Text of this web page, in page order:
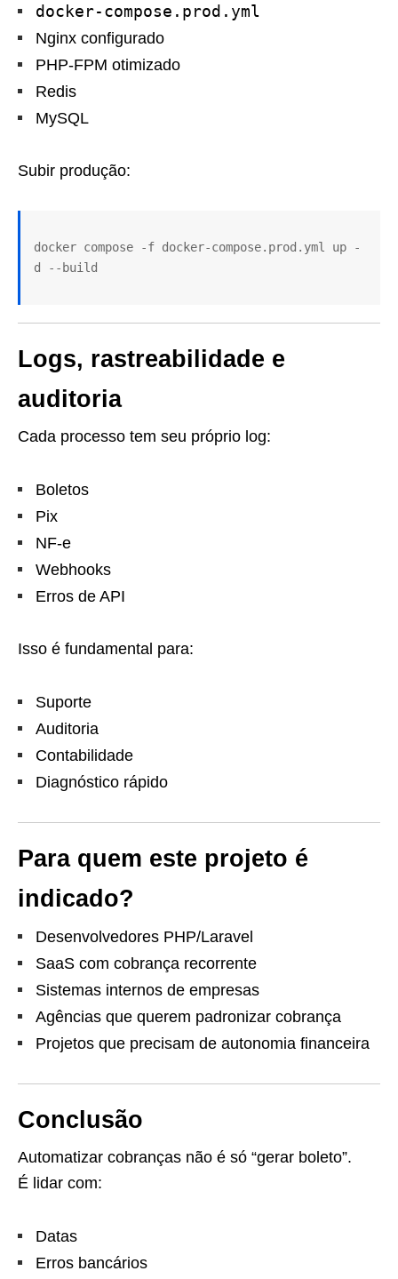
docker-compose.prod.yml
Nginx configurado
PHP-FPM otimizado
Redis
MySQL
Subir produção:
docker compose -f docker-compose.prod.yml up -
Logs, rastreabilidade e
auditoria
Cada processo tem seu próprio log:
Boletos
Pix
NF-e
Webhooks
Erros de API
Isso é fundamental para:
Suporte
Auditoria
Contabilidade
Diagnóstico rápido
Para quem este projeto é
indicado?
Desenvolvedores PHP/Laravel
SaaS com cobrança recorrente
Sistemas internos de empresas
Agências que querem padronizar cobrança
Projetos que precisam de autonomia financeira
Conclusão
Automatizar cobranças não é só “gerar boleto”.
É lidar com:
Datas
Erros bancários